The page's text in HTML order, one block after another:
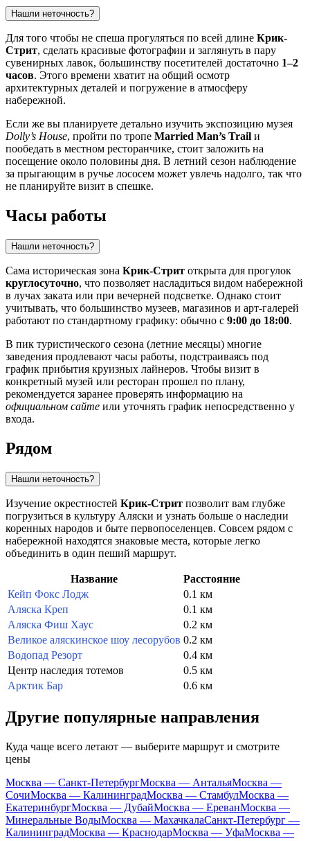
Нашли неточность?
Для того чтобы не спеша прогуляться по всей длине Крик-
Стрит, сделать красивые фотографии и заглянуть в пару
сувенирных лавок, большинству посетителей достаточно 1–2
часов. Этого времени хватит на общий осмотр
архитектурных деталей и погружение в атмосферу
набережной.
Если же вы планируете детально изучить экспозицию музея
Dolly’s House, пройти по тропе Married Man’s Trail и
пообедать в местном ресторанчике, стоит заложить на
посещение около половины дня. В летний сезон наблюдение
за прыгающим в ручье лососем может увлечь надолго, так что
не планируйте визит в спешке.
Часы работы
Нашли неточность?
Сама историческая зона Крик-Стрит открыта для прогулок
круглосуточно, что позволяет насладиться видом набережной
в лучах заката или при вечерней подсветке. Однако стоит
учитывать, что большинство музеев, магазинов и арт-галерей
работают по стандартному графику: обычно с 9:00 до 18:00.
В пик туристического сезона (летние месяцы) многие
заведения продлевают часы работы, подстраиваясь под
график прибытия круизных лайнеров. Чтобы визит в
конкретный музей или ресторан прошел по плану,
рекомендуется заранее проверять информацию на
официальном сайте или уточнять график непосредственно у
входа.
Рядом
Нашли неточность?
Изучение окрестностей Крик-Стрит позволит вам глубже
погрузиться в культуру Аляски и узнать больше о наследии
коренных народов и быте первопоселенцев. Совсем рядом с
набережной находятся знаковые места, которые легко
объединить в один пеший маршрут.
Название
Расстояние
Кейп Фокс Лодж
0.1 км
Аляска Креп
0.1 км
Аляска Фиш Хаус
0.2 км
Великое аляскинское шоу лесорубов 0.2 км
Водопад Резорт
0.4 км
Центр наследия тотемов
0.5 км
Арктик Бар
0.6 км
Другие популярные направления
Куда чаще всего летают — выберите маршрут и смотрите
цены
Москва — Санкт-ПетербургМосква — АнтальяМосква —
СочиМосква — КалининградМосква — СтамбулМосква —
ЕкатеринбургМосква — ДубайМосква — ЕреванМосква —
Минеральные ВодыМосква — МахачкалаСанкт-Петербург —
КалининградМосква — КраснодарМосква — УфаМосква —